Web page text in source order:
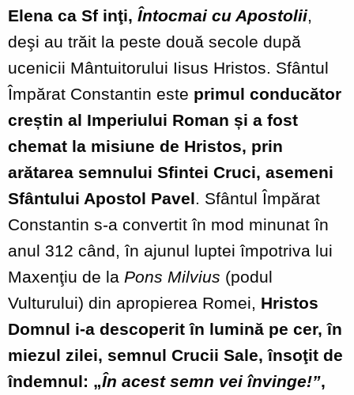
Elena ca Sf inţi, Întocmai cu Apostolii,
deşi au trăit la peste două secole după
ucenicii Mântuitorului Iisus Hristos. Sfântul
Împărat Constantin este primul conducător
creștin al Imperiului Roman și a fost
chemat la misiune de Hristos, prin
arătarea semnului Sfintei Cruci, asemeni
Sfântului Apostol Pavel. Sfântul Împărat
Constantin s-a convertit în mod minunat în
anul 312 când, în ajunul luptei împotriva lui
Maxenţiu de la Pons Milvius (podul
Vulturului) din apropierea Romei, Hristos
Domnul i-a descoperit în lumină pe cer, în
miezul zilei, semnul Crucii Sale, însoţit de
îndemnul: „În acest semn vei învinge!”,